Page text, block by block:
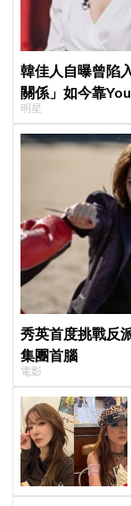
韓佳人自曝曾陷
關係」如今靠
明星
秀英首度挑戰反
集團首腦
電影